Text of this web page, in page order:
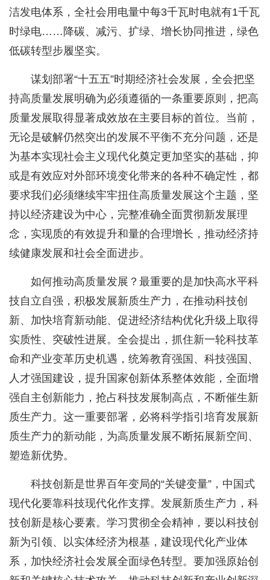
洁发电体系，全社会用电量中每3千瓦时电就有1千瓦
时绿电……降碳、减污、扩绿、增长协同推进，绿色
低碳转型步履坚实。
谋划部署“十五五”时期经济社会发展，全会把坚
持高质量发展明确为必须遵循的一条重要原则，把高
质量发展取得显著成效放在主要目标的首位。当前，
无论是破解仍然突出的发展不平衡不充分问题，还是
为基本实现社会主义现代化奠定更加坚实的基础，抑
或是有效应对外部环境变化带来的各种不确定性，都
要求我们必须继续牢牢扭住高质量发展这个主题，坚
持以经济建设为中心，完整准确全面贯彻新发展理
念，实现质的有效提升和量的合理增长，推动经济持
续健康发展和社会全面进步。
如何推动高质量发展？最重要的是加快高水平科
技自立自强，积极发展新质生产力，在推动科技创
新、加快培育新动能、促进经济结构优化升级上取得
实质性、突破性进展。全会提出，抓住新一轮科技革
命和产业变革历史机遇，统筹教育强国、科技强国、
人才强国建设，提升国家创新体系整体效能，全面增
强自主创新能力，抢占科技发展制高点，不断催生新
质生产力。这一重要部署，必将科学指引培育发展新
质生产力的新动能，为高质量发展不断拓展新空间、
塑造新优势。
科技创新是世界百年变局的“关键变量”，中国式
现代化要靠科技现代化作支撑。发展新质生产力，科
技创新是核心要素。学习贯彻全会精神，要以科技创
新为引领、以实体经济为根基，建设现代化产业体
系，加快经济社会发展全面绿色转型。要加强原始创